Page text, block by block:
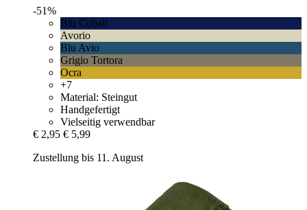
-51%
Blu Cobalt
Avorio
Blu Avio
Grigio Tortora
Ocra
+7
Material: Steingut
Handgefertigt
Vielseitig verwendbar
€ 2,95 € 5,99
Zustellung bis 11. August